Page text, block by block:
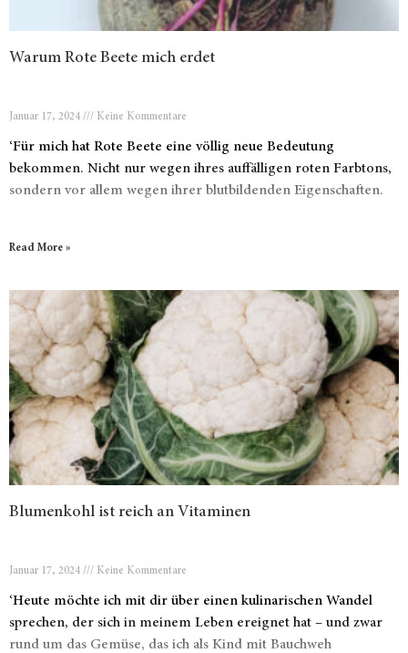
Warum Rote Beete mich erdet
Januar 17, 2024 Keine Kommentare
‘Für mich hat Rote Beete eine völlig neue Bedeutung
bekommen. Nicht nur wegen ihres auffälligen roten Farbtons,
sondern vor allem wegen ihrer blutbildenden Eigenschaften.
Read More »
Blumenkohl ist reich an Vitaminen
Januar 17, 2024 Keine Kommentare
‘Heute möchte ich mit dir über einen kulinarischen Wandel
sprechen, der sich in meinem Leben ereignet hat – und zwar
rund um das Gemüse, das ich als Kind mit Bauchweh